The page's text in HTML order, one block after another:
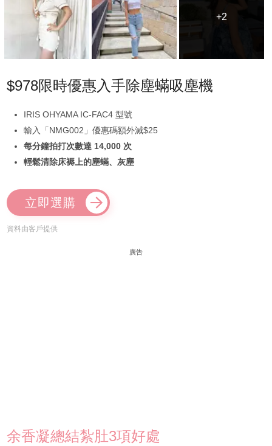
+2
+2
$978限時優惠入手除塵蟎吸塵機
IRIS OHYAMA IC-FAC4 型號
輸入「NMG002」優惠碼額外減$25
每分鐘拍打次數達 14,000 次
輕鬆清除床褥上的塵蟎、灰塵
立即選購
資料由客戶提供
廣告
余香凝總結紮肚3項好處